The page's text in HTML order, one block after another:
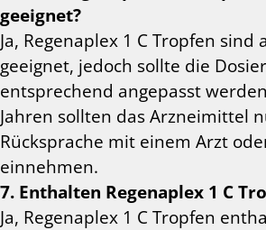
geeignet?
Ja, Regenaplex 1 C Tropfen
geeignet, jedoch sollte die
entsprechend angepasst
Jahren sollten das Arzneimittel
Rücksprache mit einem Arzt
einnehmen.
7. Enthalten Regenaplex 1 C
Ja, Regenaplex 1 C Tropfen